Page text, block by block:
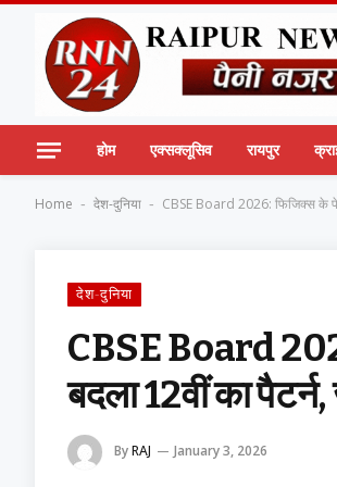
होम एक्सक्लूसिव रायपुर
Home - देश-दुनिया - CBSE Board 2026: फिजिक्स के
देश-दुनिया
CBSE Board
बदला 12वीं का
ByRAJ January 3, 2026